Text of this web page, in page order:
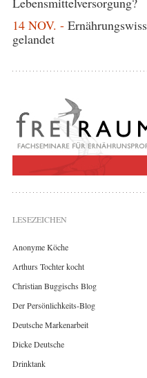
14 NOV. -
gelandet
LESEZEICHEN
Anonyme Köche
Arthurs Tochter kocht
Christian Buggischs Blog
Der Persönlichkeits-Blog
Deutsche Markenarbeit
Dicke Deutsche
Drinktank